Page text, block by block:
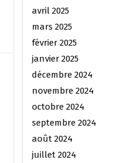
avril 2025
mars 2025
février 2025
janvier 2025
décembre 2024
novembre 2024
octobre 2024
septembre 2024
août 2024
juillet 2024